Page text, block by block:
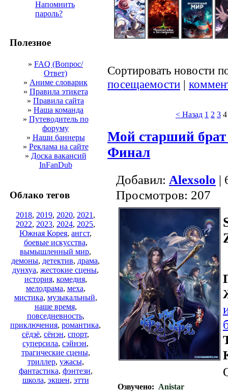
Напомнить
пароль?
Полезное
» FAQ (Вопрос/
Ответ)
» Аниме словарик
» Правила этикета
» Правила сайта
» Наша команда
» Путеводитель по
форуму
» Наши баннеры
» Реклама на сайте
» Доска вакансий
InFanDub
Облако тегов
2018, 2019, 2020, 2021 ,
2022, 2023, 2024, 2025,
Южная Корея, ангст,
боевые искусства,
вымышленный мир,
демоны, детектив, драма,
дунхуа, жестокие сцены,
история, комедия,
мелодрама, меха,
мистика, музыкальный,
наше время,
повседневность,
приключения, романтика,
сёдзё, сёнэн, спорт,
суперсила, сэйнэн,
трагические сцены,
триллер, ужасы,
фантастика, фэнтези,
школа, экшен, этти
Сортировать новости
посещаемости |
< Назад 1 2 3 4
Мой старший
Финал
Добавил: Alexsolo |
Просмотров: 207
Озвучено: Anistar